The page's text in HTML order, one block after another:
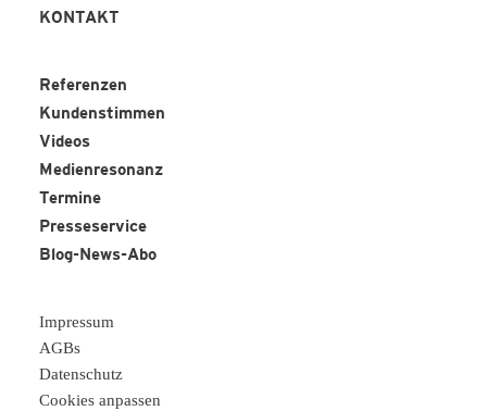
KONTAKT
Referenzen
Kundenstimmen
Videos
Medienresonanz
Termine
Presseservice
Blog-News-Abo
Impressum
AGBs
Datenschutz
Cookies anpassen